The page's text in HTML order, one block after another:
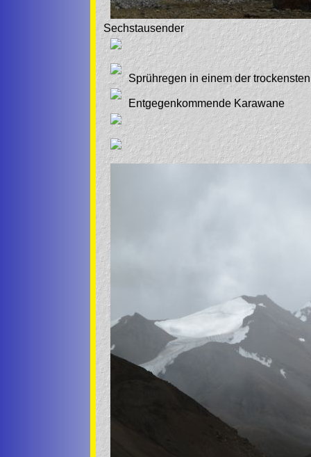
Sechstausender
Sprühregen in einem der
Entgegenkommende Karawane